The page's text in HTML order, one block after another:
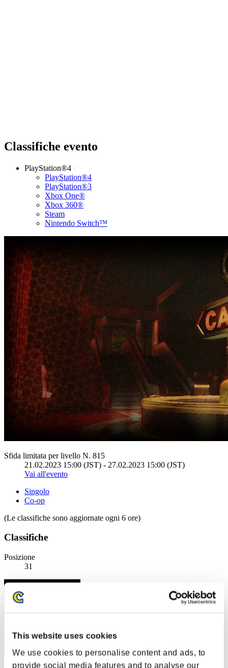
This website uses cookies
We use cookies to personalise content and ads, to
provide social media features and to analyse our
Classifiche evento
PlayStation®4
PlayStation®4
PlayStation®3
Xbox One®
Xbox 360®
Steam
Nintendo Switch™
Sfida limitata per livello N. 815
21.02.2023 15:00 (JST) - 27.02.2023 15:00 (JST)
Vai all'evento
Singolo
Co-op
(Le classifiche sono aggiornate ogni 6 ore)
Classifiche
Posizione
31